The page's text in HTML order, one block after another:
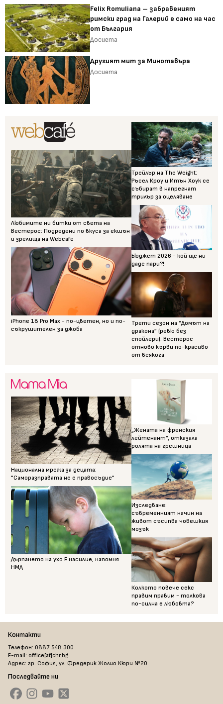
Felix Romuliana – забравеният
римски град на Галерий е само на час
от България
Досиета
Другият мит за Минотавъра
Досиета
Любимите ни битки от света на
Вестерос: Подредени по вкуса за екшън
и зрелища на Webcafe
iPhone 18 Pro Max - по-цветен, но и по-
съкрушителен за джоба
Трейлър на The Weight:
Ръсел Кроу и Итън Хоук се
събират в напрегнат
трилър за оцеляване
Бюджет 2026 - кой ще ни
даде пари?!
Трети сезон на “Домът на
дракона” (ревю без
спойлери): Вестерос
отново кърви по-красиво
от всякога
Национална мрежа за децата:
"Саморазправата не е правосъдие"
Дърпането на ухо Е насилие, напомня
НМД
„Жената на френския
лейтенант“, отказала
ролята на грешница
Изследване:
съвременният начин на
живот съсипва човешкия
мозък
Колкото повече секс
правим правим - толкова
по-силна е любовта?
Контакти
Телефон: 0887 548 300
E-mail: office[at]chr.bg
Адрес: гр. София, ул. Фредерик Жолио Кюри №20
Последвайте ни